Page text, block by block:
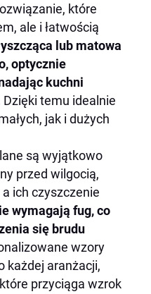
które
ale i łatwością
lub matowa
optycznie
kuchni
Dzięki temu idealnie
jak i dużych
są wyjątkowo
przed wilgocią,
ich czyszczenie
wymagają fug, co
się brudu
wzory
każdej aranżacji,
przyciąga wzrok